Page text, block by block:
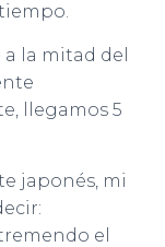
la mitad del
llegamos 5
japonés, mi
el